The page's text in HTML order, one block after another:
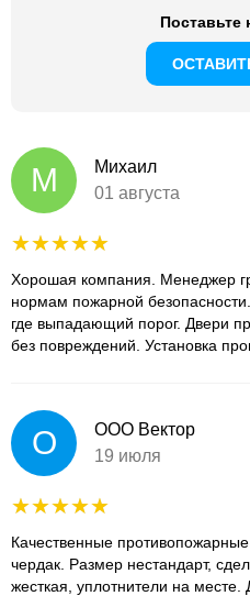
Поставьте
М
Михаил
01 августа
Хорошая компания. Менеджер
нормам пожарной
где выпадающий порог. Двери
без повреждений. Установка
О
ООО Вектор
19 июля
Качественные
чердак. Размер нестандарт,
жесткая, уплотнители на